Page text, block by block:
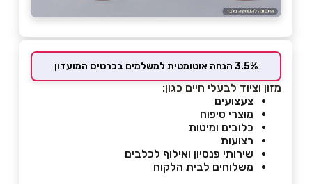
3.5% הנחה אוטומטית למשלמים בכרטיס המועדון
מזון וציוד לבעלי חיים כגון:
צעצועים
מוצרי טיפוח
כלובים ומיטות
רצועות
שירותי פנסיון ואילוף לכלבים
משלוחים לבית הלקוח